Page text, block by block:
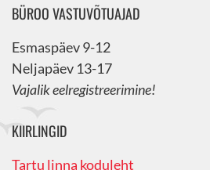
BÜROO VASTUVÕTUAJAD
Esmaspäev 9-12
Neljapäev 13-17
Vajalik eelregistreerimine!
KIIRLINGID
Tartu linna koduleht